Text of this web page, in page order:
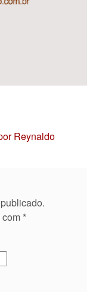
Reynaldo
*